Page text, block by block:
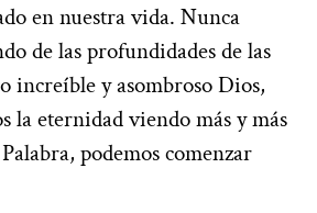
en nuestra vida. Nunca
de las profundidades de las
increíble y asombroso Dios,
la eternidad viendo más y más
podemos comenzar